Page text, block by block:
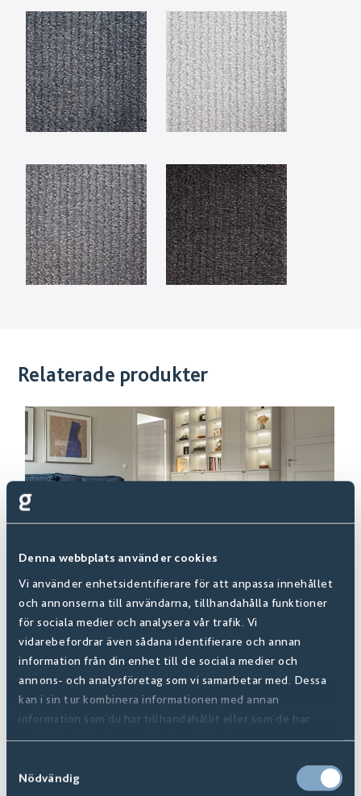
Denna webbplats använder cookies
Vi använder enhetsidentifierare för att anpassa innehållet
och annonserna till användarna, tillhandahålla funktioner
för sociala medier och analysera vår trafik. Vi
vidarebefordrar även sådana identifierare och annan
information från din enhet till de sociala medier och
annons- och analysföretag som vi samarbetar med. Dessa
kan i sin tur kombinera informationen med annan
information som du har tillhandahållit eller som de har
samlat in när du har använt deras tjänster.
Nödvändig
Relaterade produkter
Avalon Frost
237531
Från:1045 SEK/m2